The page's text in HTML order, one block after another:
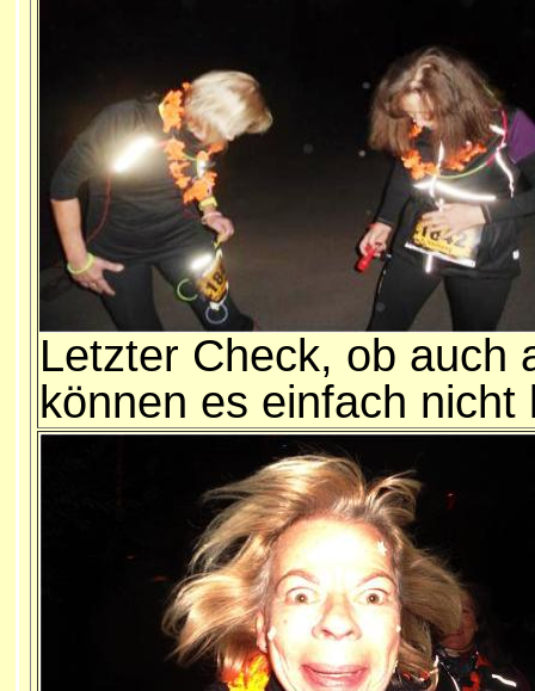
Letzter Check, ob auch
können es einfach